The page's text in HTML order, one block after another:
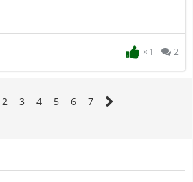
1 2
2 3 4 5 6 7